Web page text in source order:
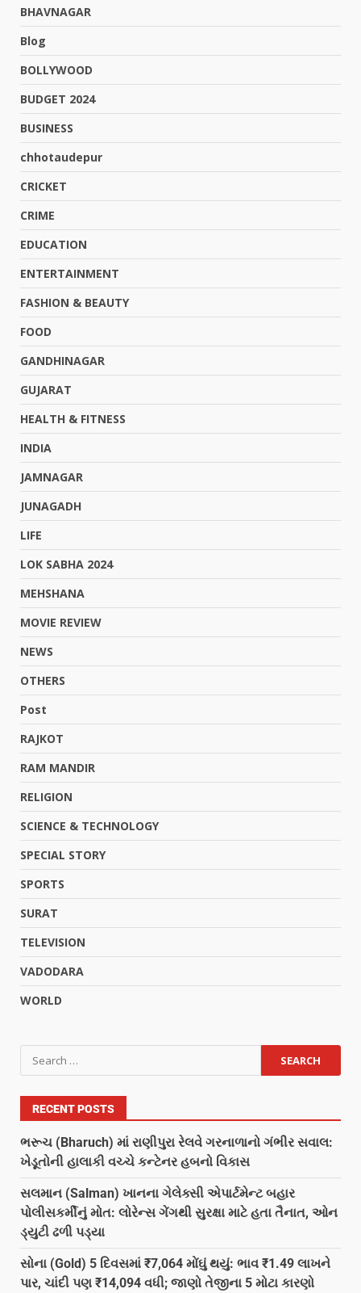
BHAVNAGAR
Blog
BOLLYWOOD
BUDGET 2024
BUSINESS
chhotaudepur
CRICKET
CRIME
EDUCATION
ENTERTAINMENT
FASHION & BEAUTY
FOOD
GANDHINAGAR
GUJARAT
HEALTH & FITNESS
INDIA
JAMNAGAR
JUNAGADH
LIFE
LOK SABHA 2024
MEHSHANA
MOVIE REVIEW
NEWS
OTHERS
Post
RAJKOT
RAM MANDIR
RELIGION
SCIENCE & TECHNOLOGY
SPECIAL STORY
SPORTS
SURAT
TELEVISION
VADODARA
WORLD
RECENT POSTS
ભરૂચ (Bharuch) માં રાણીપુરા રેલવે ગરનાળાનો ગંભીર સવાલ:
ખેડૂતોની હાલાકી વચ્ચે કન્ટેનર હબનો વિકાસ
સલમાન (Salman) ખાનના ગેલેક્સી એપાર્ટમેન્ટ બહાર
પોલીસકર્મીનું મોત: લોરેન્સ ગેંગથી સુરક્ષા માટે હતા તૈનાત, ઓન
ડ્યુટી ઢળી પડ્યા
સોના (Gold) 5 દિવસમાં ₹7,064 મોંઘું થયું: ભાવ ₹1.49 લાખને
પાર, ચાંદી પણ ₹14,094 વધી; જાણો તેજીના 5 મોટા કારણો